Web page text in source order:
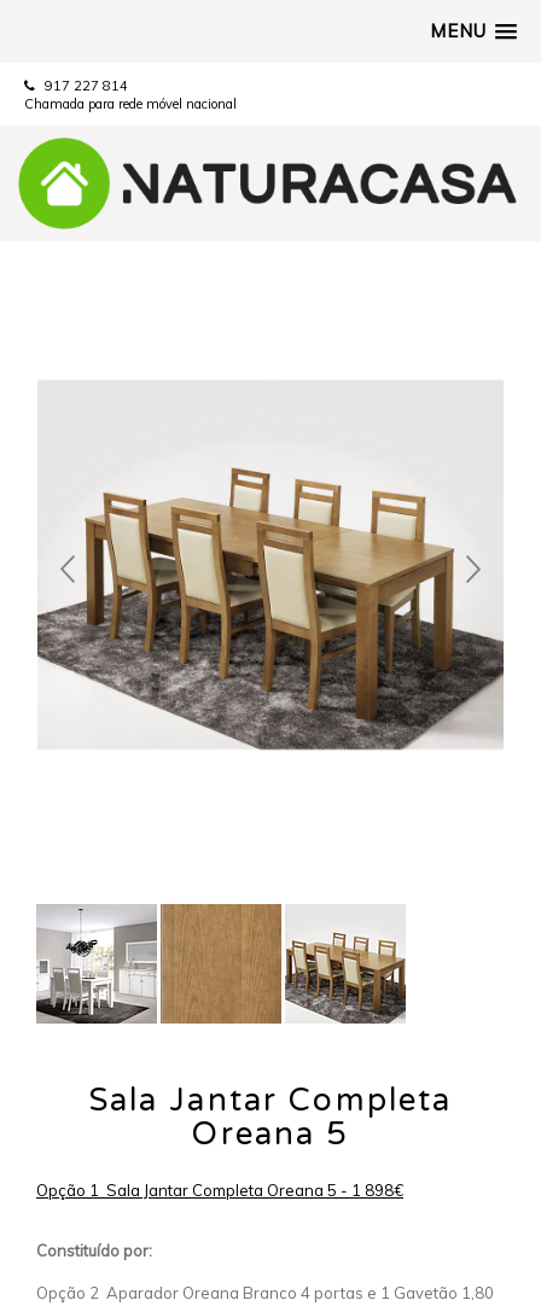
MENU
917 227 814
Chamada para rede móvel nacional
Sala Jantar Completa
Oreana 5
Opção 1 Sala Jantar Completa Oreana 5 - 1 898€
Constituído por:
Opção 2 Aparador Oreana Branco 4 portas e 1 Gavetão 1,80